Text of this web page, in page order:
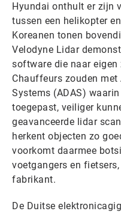
Hyundai onthult er zijn
tussen een helikopter
Koreanen tonen
Velodyne Lidar
software die naar eigen
Chauffeurs zouden
Systems (ADAS)
toegepast, veiliger
geavanceerde lidar
herkent objecten zo
voorkomt daarmee
voetgangers en
fabrikant.
De Duitse